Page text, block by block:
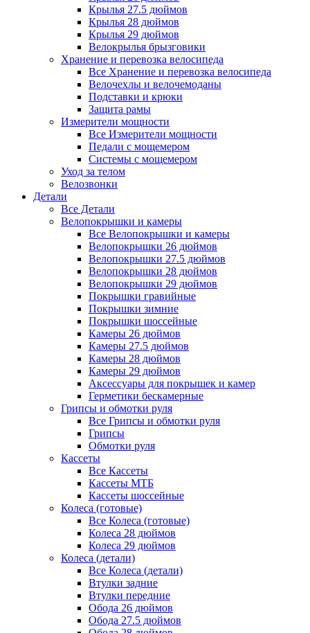
Крылья 27.5 дюймов
Крылья 28 дюймов
Крылья 29 дюймов
Велокрылья брызговики
Хранение и перевозка велосипеда
Все Хранение и перевозка велосипеда
Велочехлы и велочемоданы
Подставки и крюки
Защита рамы
Измерители мощности
Все Измерители мощности
Педали с мощемером
Системы с мощемером
Уход за телом
Велозвонки
Детали
Все Детали
Велопокрышки и камеры
Все Велопокрышки и камеры
Велопокрышки 26 дюймов
Велопокрышки 27.5 дюймов
Велопокрышки 28 дюймов
Велопокрышки 29 дюймов
Покрышки гравийные
Покрышки зимние
Покрышки шоссейные
Камеры 26 дюймов
Камеры 27.5 дюймов
Камеры 28 дюймов
Камеры 29 дюймов
Аксессуары для покрышек и камер
Герметики бескамерные
Грипсы и обмотки руля
Все Грипсы и обмотки руля
Грипсы
Обмотки руля
Кассеты
Все Кассеты
Кассеты МТБ
Кассеты шоссейные
Колеса (готовые)
Все Колеса (готовые)
Колеса 28 дюймов
Колеса 29 дюймов
Колеса (детали)
Все Колеса (детали)
Втулки задние
Втулки передние
Обода 26 дюймов
Обода 27.5 дюймов